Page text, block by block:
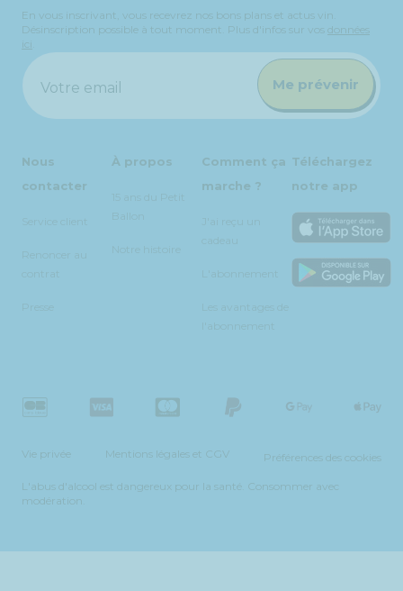
En vous inscrivant, vous recevrez nos bons plans et actus vin.
Désinscription possible à tout moment. Plus d'infos sur vos données
ici
Votre email Me prévenir
Nous
contacter
Service client
Renoncer au
contrat
Presse
À propos
15 ans du Petit
Ballon
Notre histoire
Comment ça
marche ?
J'ai reçu un
cadeau
L'abonnement
Les avantages de
l'abonnement
Téléchargez
notre app
Vie privée Mentions légales et CGV Préférences des cookies
L'abus d'alcool est dangereux pour la santé. Consommer avec
modération.